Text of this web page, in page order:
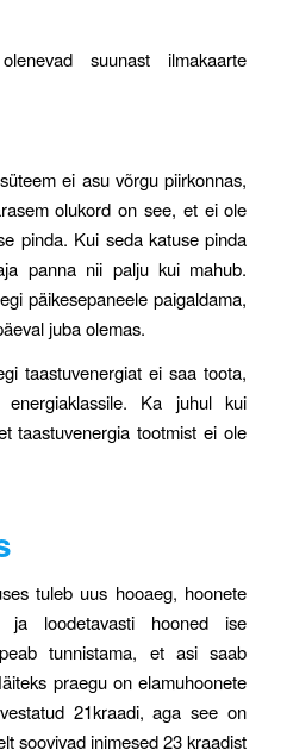
suunast ilmakaarte
ei asu võrgu piirkonnas,
olukord on see, et ei ole
pinda. Kui seda katuse pinda
panna nii palju kui mahub.
päikesepaneele paigaldama,
juba olemas.
taastuvenergiat ei saa toota,
Ka juhul kui
taastuvenergia tootmist ei ole
tuleb uus hooaeg, hoonete
ja loodetavasti hooned ise
tunnistama, et asi saab
praegu on elamuhoonete
21kraadi, aga see on
soovivad inimesed 23 kraadist